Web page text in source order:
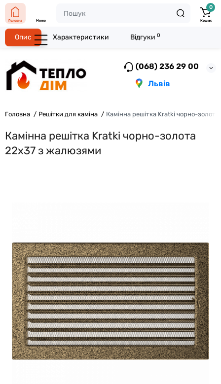
(068) 236 29 00
Львів
Головна Меню
0
Кошик
Головна Решітки для каміна Камінна решітка Kratki чорно-
Камінна решітка Kratki чорно-золота
22x37 з жалюзями
Опис Характеристики Відгуки 0